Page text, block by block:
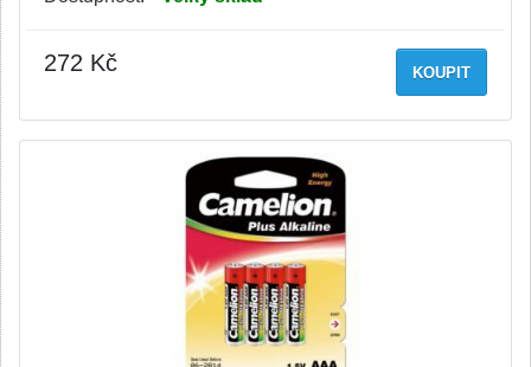
KOUPIT
272 Kč